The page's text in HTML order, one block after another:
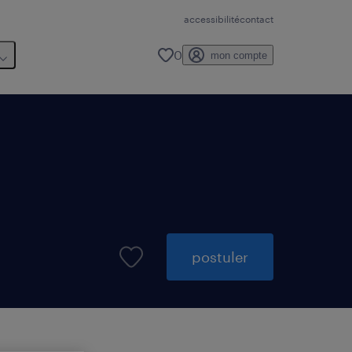
accessibilitécontact
0 mon compte
postuler